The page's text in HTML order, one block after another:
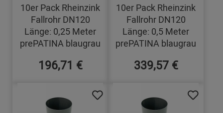
10er Pack Rheinzink
Fallrohr DN120
Länge: 0,25 Meter
prePATINA blaugrau
196,71 €
10er Pack Rheinzink
Fallrohr DN120
Länge: 0,5 Meter
prePATINA blaugrau
339,57 €